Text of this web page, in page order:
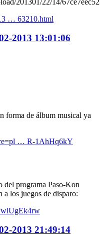
… 63210.html
2013 13:01:06
forma de álbum musical ya
… R-1AhHq6kY
del programa Paso-Kon
a los juegos de disparo:
2013 21:49:14